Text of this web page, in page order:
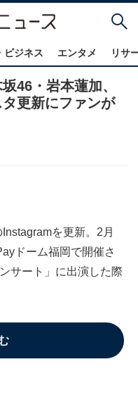
ビジネス エンタメ リサ
46・岩本蓮加、
更新にファンが
を更新。2月
ドーム福岡で開催さ
サート」に出演した際